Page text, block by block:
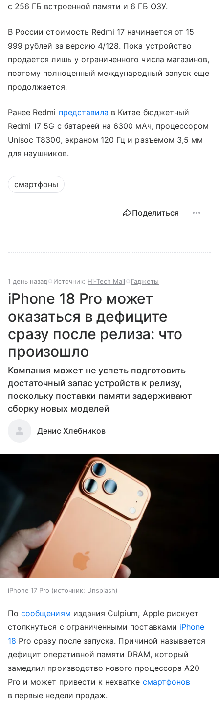
с 256 ГБ встроенной памяти и 6 ГБ ОЗУ.
В России стоимость Redmi 17 начинается от 15
999 рублей за версию 4/128. Пока устройство
продается лишь у ограниченного числа магазинов,
поэтому полноценный международный запуск еще
продолжается.
Ранее Redmi представила в Китае бюджетный
Redmi 17 5G с батареей на 6300 мАч, процессором
Unisoc T8300, экраном 120 Гц и разъемом 3,5 мм
для наушников.
смартфоны
Поделиться
1 день назад Источник: Hi-Tech Mail Гаджеты
iPhone 18 Pro может
оказаться в дефиците
сразу после релиза: что
произошло
Компания может не успеть подготовить
достаточный запас устройств к релизу,
поскольку поставки памяти задерживают
сборку новых моделей
Денис Хлебников
iPhone 17 Pro источник: Unsplash
Посообщениям издания Culpium, Apple рискует
столкнуться с ограниченными поставками iPhone
18 Pro сразу после запуска. Причиной называется
дефицит оперативной памяти DRAM, который
замедлил производство нового процессора A20
Pro и может привести к нехватке смартфонов
в первые недели продаж.